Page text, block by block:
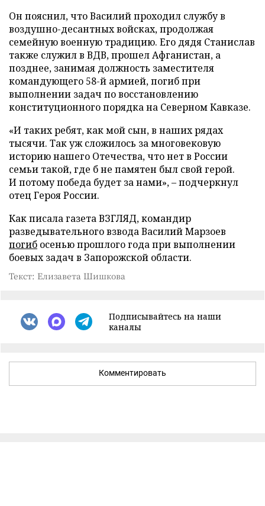
Он пояснил, что Василий проходил службу в
воздушно-десантных войсках, продолжая
семейную военную традицию. Его дядя Станислав
также служил в ВДВ, прошел Афганистан, а
позднее, занимая должность заместителя
командующего 58-й армией, погиб при
выполнении задач по восстановлению
конституционного порядка на Северном Кавказе.
«И таких ребят, как мой сын, в наших рядах
тысячи. Так уж сложилось за многовековую
историю нашего Отечества, что нет в России
семьи такой, где б не памятен был свой герой.
И потому победа будет за нами», – подчеркнул
отец Героя России.
Как писала газета ВЗГЛЯД, командир
разведывательного взвода Василий Марзоев
погиб осенью прошлого года при выполнении
боевых задач в Запорожской области.
Текст: Елизавета Шишкова
Подписывайтесь на наши
каналы
Комментировать